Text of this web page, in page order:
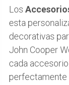
Los
esta
decorativas
John Cooper
cada
perfectamente